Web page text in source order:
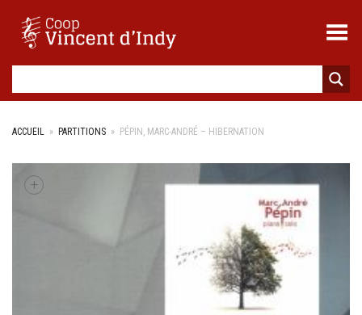
Toggle Menu
ACCUEIL » PARTITIONS » PÉPIN, MARC-ANDRÉ – HIBERNATION
+